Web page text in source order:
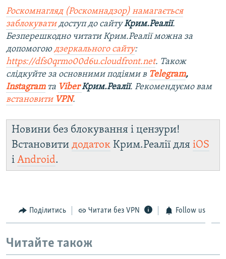
Роскомнагляд (Роскомнадзор) намагається
заблокуватидоступ до сайтуКрим.Реалії.
Безперешкодно читати Крим.Реалії можна за
допомогою дзеркального сайту:
https://dfs0qrmo00d6u.cloudfront.net. Також
слідкуйте за основними подіями в Telegram,
Instagramта ViberКрим.Реалії. Рекомендуємо вам
встановити VPN.
Новини без блокування і цензури!
Встановити додаток Крим.Реалії для iOS
і Android.
Поділитись Читати без VPN Follow us
Читайте також